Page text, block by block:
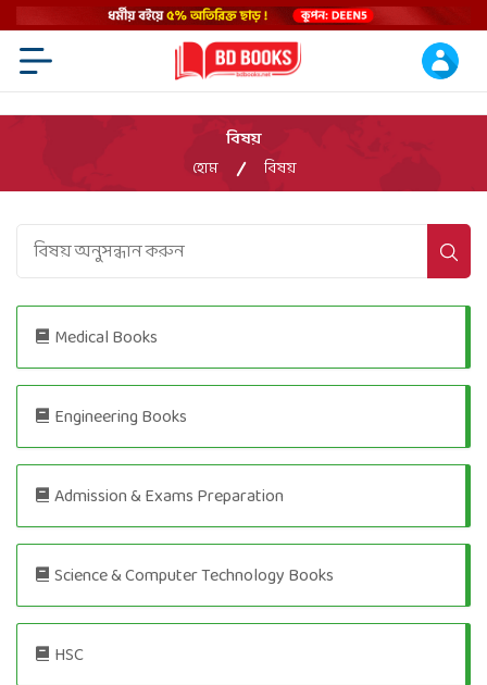
বিষয়
হোম বিষয়
Medical Books
Engineering Books
Admission & Exams Preparation
‍Science & Computer Technology Books
HSC